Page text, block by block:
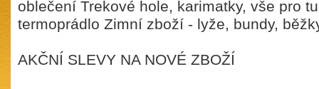
oblečení Trekové hole, karimatky, vše pro
termoprádlo Zimní zboží - lyže, bundy,
AKČNÍ SLEVY NA NOVÉ ZBOŽÍ